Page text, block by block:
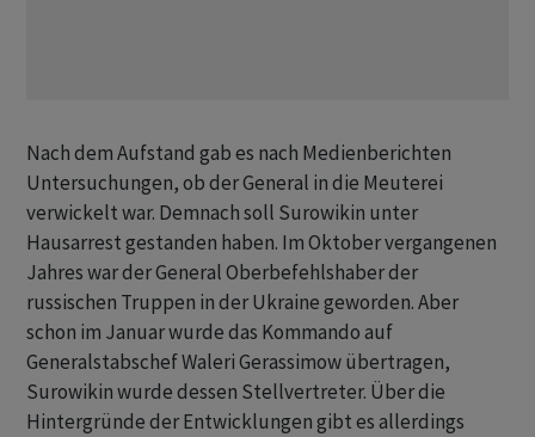
Nach dem Aufstand gab es nach Medienberichten
Untersuchungen, ob der General in die Meuterei
verwickelt war. Demnach soll Surowikin unter
Hausarrest gestanden haben. Im Oktober vergangenen
Jahres war der General Oberbefehlshaber der
russischen Truppen in der Ukraine geworden. Aber
schon im Januar wurde das Kommando auf
Generalstabschef Waleri Gerassimow übertragen,
Surowikin wurde dessen Stellvertreter. Über die
Hintergründe der Entwicklungen gibt es allerdings